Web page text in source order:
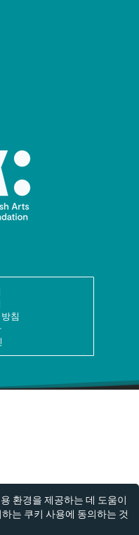
침
환경을 제공하는 데 도움이
는 쿠키 사용에 동의하는 것